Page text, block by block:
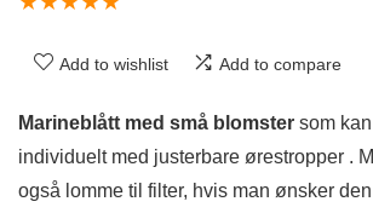
Add to wishlist Add to compare
Marineblått med små blomster som
individuelt med justerbare ørestropper .
også lomme til filter, hvis man ønsker